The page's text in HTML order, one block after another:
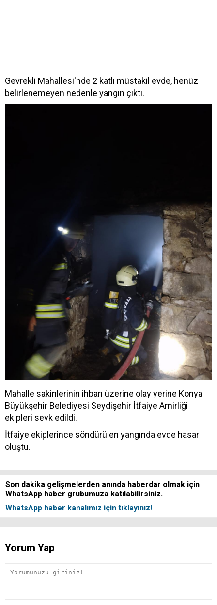
Gevrekli Mahallesi'nde 2 katlı müstakil evde, henüz
belirlenemeyen nedenle yangın çıktı.
Mahalle sakinlerinin ihbarı üzerine olay yerine Konya
Büyükşehir Belediyesi Seydişehir İtfaiye Amirliği
ekipleri sevk edildi.
İtfaiye ekiplerince söndürülen yangında evde hasar
oluştu.​​​​​​​
Son dakika gelişmelerden anında haberdar olmak için
WhatsApp haber grubumuza katılabilirsiniz.
WhatsApp haber kanalımız için tıklayınız!
Yorum Yap